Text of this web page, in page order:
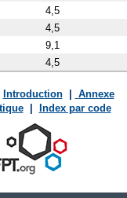
4,5
4,5
9,1
4,5
Introduction|
Annexe
| Index par code